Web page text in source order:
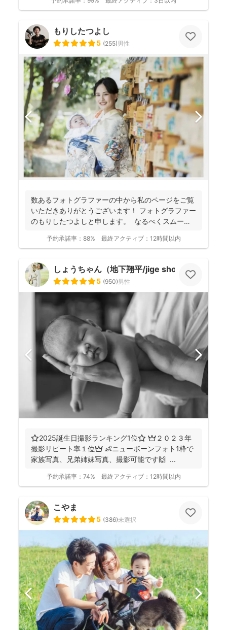
もりしたつよし
5 (255)男性
数あるフォトグラファーの中から私のページをご覧
いただきありがとうございます！ フォトグラファー
のもりしたつよしと申します。 なるべくスムーズ
予約承諾率： 88% 最終アクティブ： 12時間以内
しょうちゃん（地下翔平/jige shohe）
5 (950)男性
⭐️2025誕生日撮影ランキング1位⭐️ 👑２０２３年
撮影リピート率１位👑 👶ニューボーンフォト1枠で
家族写真、兄弟姉妹写真、撮影可能です🙌 ...
予約承諾率： 74% 最終アクティブ： 12時間以内
こやま
5 (386)未選択